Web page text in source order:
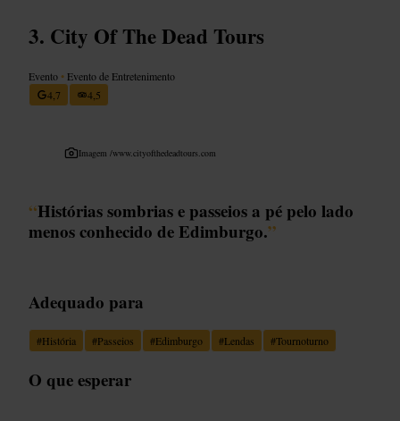
City Of The Dead Tours
Evento • Evento de Entretenimento
4,7
4,5
Imagem /www.cityofthedeadtours.com
“Histórias sombrias e passeios a pé pelo lado
menos conhecido de Edimburgo.”
Adequado para
#História #Passeios #Edimburgo #Lendas #Tournoturno
O que esperar